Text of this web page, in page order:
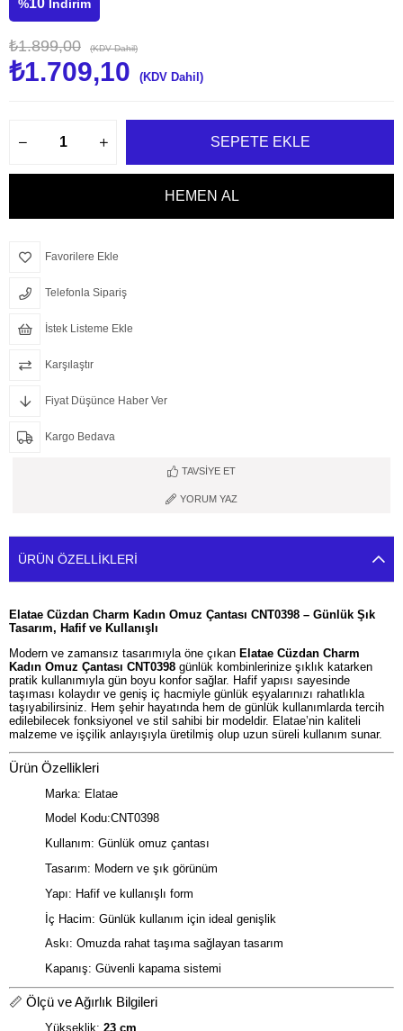
%10 İndirim
₺1.899,00 (KDV Dahil)
₺1.709,10 (KDV Dahil)
Favorilere Ekle
Telefonla Sipariş
İstek Listeme Ekle
Karşılaştır
Fiyat Düşünce Haber Ver
Kargo Bedava
TAVSIYE ET
YORUM YAZ
ÜRÜN ÖZELLIKLERI
Elatae Cüzdan Charm Kadın Omuz Çantası CNT0398 – Günlük Şık
Tasarım, Hafif ve Kullanışlı
Modern ve zamansız tasarımıyla öne çıkan Elatae Cüzdan Charm
Kadın Omuz Çantası CNT0398 günlük kombinlerinize şıklık katarken
pratik kullanımıyla gün boyu konfor sağlar. Hafif yapısı sayesinde
taşıması kolaydır ve geniş iç hacmiyle günlük eşyalarınızı rahatlıkla
taşıyabilirsiniz. Hem şehir hayatında hem de günlük kullanımlarda tercih
edilebilecek fonksiyonel ve stil sahibi bir modeldir. Elatae’nin kaliteli
malzeme ve işçilik anlayışıyla üretilmiş olup uzun süreli kullanım sunar.
Ürün Özellikleri
Marka: Elatae
Model Kodu:CNT0398
Kullanım: Günlük omuz çantası
Tasarım: Modern ve şık görünüm
Yapı: Hafif ve kullanışlı form
İç Hacim: Günlük kullanım için ideal genişlik
Askı: Omuzda rahat taşıma sağlayan tasarım
Kapanış: Güvenli kapama sistemi
📏 Ölçü ve Ağırlık Bilgileri
Yükseklik: 23 cm